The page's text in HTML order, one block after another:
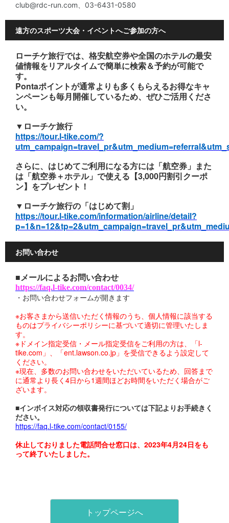
club@rdc-run.com、03-6431-0580
遠方のスポーツ大会・イベントへご参加の方へ
ローチケ旅行では、格安航空券や全国のホテルの最安
値情報をリアルタイムで簡単に検索＆予約が可能で
す。
Pontaポイントが通常よりも多くもらえるお得なキャ
ンペーンも毎月開催しているため、ぜひご活用くださ
い。
▼ローチケ旅行
https://tour.l-tike.com/?
さらに、はじめてご利用になる方には「航空券」また
は「航空券＋ホテル」で使える【3,000円割引クーポ
ン】をプレゼント！
▼ローチケ旅行の「はじめて割」
https://tour.l-tike.com/information/airline/detail?
お問い合わせ
■メールによるお問い合わせ
https://faq.l-tike.com/contact/0034/
・お問い合わせフォームが開きます
※お客さまから送信いただく情報のうち、個人情報に該当する
ものはプライバシーポリシーに基づいて適切に管理いたしま
す。
※ドメイン指定受信・メール指定受信をご利用の方は、「l-
tike.com」、「ent.lawson.co.jp」を受信できるよう設定して
ください。
※現在、多数のお問い合わせをいただいているため、回答まで
に通常より長く4日から1週間ほどお時間をいただく場合がご
ざいます。
■インボイス対応の領収書発行については下記よりお手続きく
ださい。
https://faq.l-tike.com/contact/0155/
休止しておりました電話問合せ窓口は、2023年4月24日をも
って終了いたしました。
トップページへ